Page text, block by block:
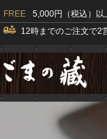
FREE 5,000円（税込）以
12時までのご注文で2